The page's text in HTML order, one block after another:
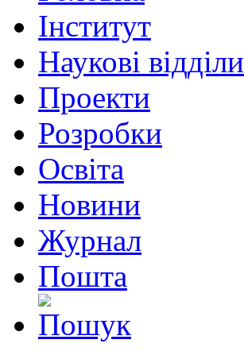
Інститут
Наукові відділи
Проекти
Розробки
Освіта
Новини
Журнал
Пошта